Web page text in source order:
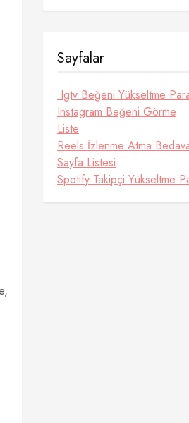
Sayfalar
Igtv Beğeni Yükseltme
Instagram Beğeni Görme
Liste
Reels İzlenme Atma
Sayfa Listesi
Spotify Takipçi Yükseltme